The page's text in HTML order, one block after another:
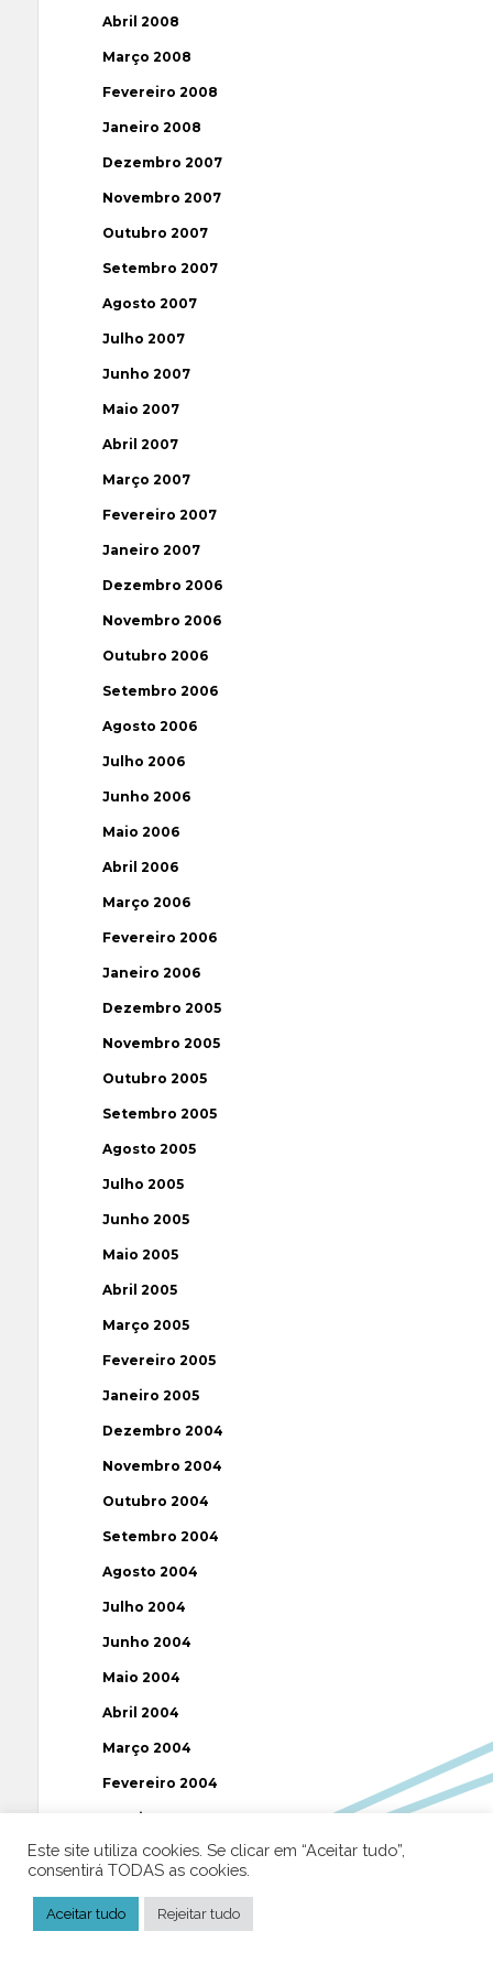
Abril 2008
Março 2008
Fevereiro 2008
Janeiro 2008
Dezembro 2007
Novembro 2007
Outubro 2007
Setembro 2007
Agosto 2007
Julho 2007
Junho 2007
Maio 2007
Abril 2007
Março 2007
Fevereiro 2007
Janeiro 2007
Dezembro 2006
Novembro 2006
Outubro 2006
Setembro 2006
Agosto 2006
Julho 2006
Junho 2006
Maio 2006
Abril 2006
Março 2006
Fevereiro 2006
Janeiro 2006
Dezembro 2005
Novembro 2005
Outubro 2005
Setembro 2005
Agosto 2005
Julho 2005
Junho 2005
Maio 2005
Abril 2005
Março 2005
Fevereiro 2005
Janeiro 2005
Dezembro 2004
Novembro 2004
Outubro 2004
Setembro 2004
Agosto 2004
Julho 2004
Junho 2004
Maio 2004
Abril 2004
Março 2004
Fevereiro 2004
Janeiro 2004
Dezembro 2003
Julho 2003
Este site utiliza cookies. Se clicar em “Aceitar tudo”,
consentirá TODAS as cookies.
Aceitar tudo Rejeitar tudo